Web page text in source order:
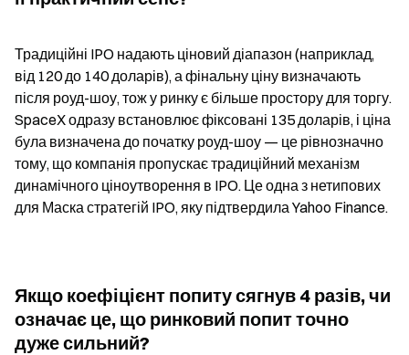
Традиційні IPO надають ціновий діапазон (наприклад,
від 120 до 140 доларів), а фінальну ціну визначають
після роуд-шоу, тож у ринку є більше простору для торгу.
SpaceX одразу встановлює фіксовані 135 доларів, і ціна
була визначена до початку роуд-шоу — це рівнозначно
тому, що компанія пропускає традиційний механізм
динамічного ціноутворення в IPO. Це одна з нетипових
для Маска стратегій IPO, яку підтвердила Yahoo Finance.
Якщо коефіцієнт попиту сягнув 4 разів, чи
означає це, що ринковий попит точно
дуже сильний?